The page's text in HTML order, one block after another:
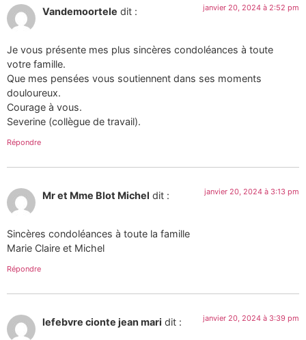
Vandemoortele dit : janvier 20, 2024 à 2:52 pm
Je vous présente mes plus sincères condoléances à toute
votre famille.
Que mes pensées vous soutiennent dans ses moments
douloureux.
Courage à vous.
Severine (collègue de travail).
Répondre
Mr et Mme Blot Michel dit : janvier 20, 2024 à 3:13 pm
Sincères condoléances à toute la famille
Marie Claire et Michel
Répondre
lefebvre cionte jean mari dit : janvier 20, 2024 à 3:39 pm